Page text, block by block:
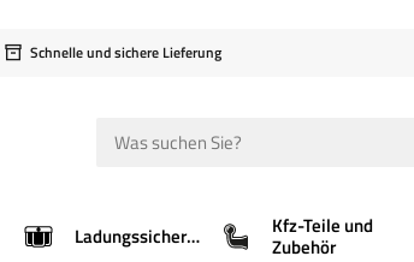
Schnelle und sichere Lieferung
Ladungssicherung Kfz-Teile und
Zubehör